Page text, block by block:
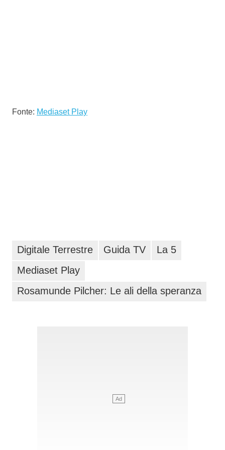
Fonte: Mediaset Play
Digitale Terrestre Guida TV
La 5
Mediaset Play
Rosamunde Pilcher: Le ali della speranza